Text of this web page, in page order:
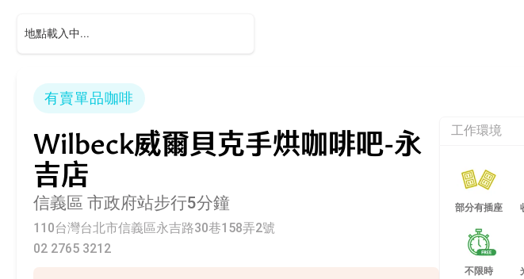
有賣單品咖啡
Wilbeck威爾貝克手烘咖啡吧-永
吉店
信義區 市政府站步行5分鐘
110台灣台北市信義區永吉路30巷158弄2號
02 2765 3212
工作環境
部分有插座
不限時